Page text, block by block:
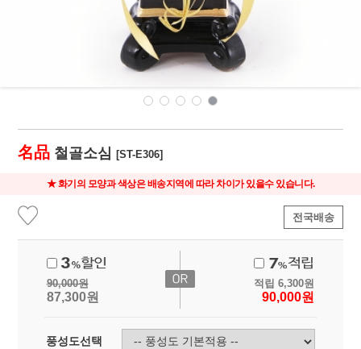
名品 철골소심[ST-E306]
★ 화기의 모양과 색상은 배송지역에 따라 차이가 있을수 있습니다.
전국배송
90,000원
87,300원
적립 6,300원
90,000원
풍성도선택